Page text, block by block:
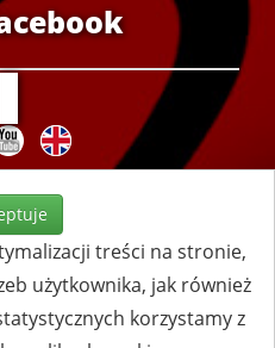
treści na stronie,
użytkownika, jak również
korzystamy z